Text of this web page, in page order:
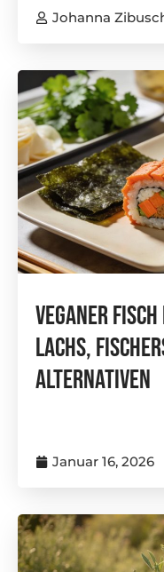
Johanna
Veganer
Lachs,
Alternativen
Januar 16, 2026